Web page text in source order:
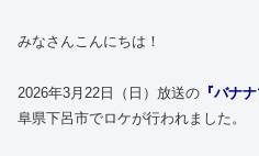
みなさんこんにちは！
2026年3月22日（日）放送の 『バナ
阜県下呂市でロケが行われました。